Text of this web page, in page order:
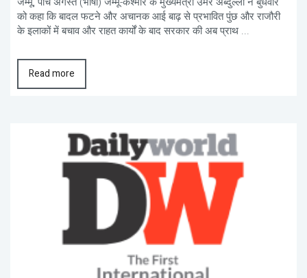
को कहा कि बादल फटने और अचानक आई बाढ़ से प्रभावित पुंछ और राजौरी
के इलाकों में बचाव और राहत कार्यों के बाद सरकार की अब प्राथ ...
Read more